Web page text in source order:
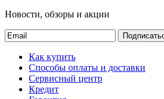
Новости, обзоры и акции
Как купить
Способы оплаты и доставки
Сервисный центр
Кредит